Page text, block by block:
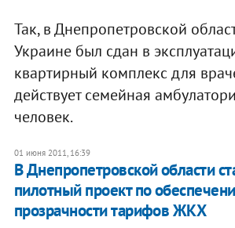
Так, в Днепропетровской
Украине был сдан в
квартирный комплекс для
действует семейная
человек.
01 июня 2011, 16:39
В Днепропетровской области
пилотный проект по
прозрачности тарифов ЖКХ